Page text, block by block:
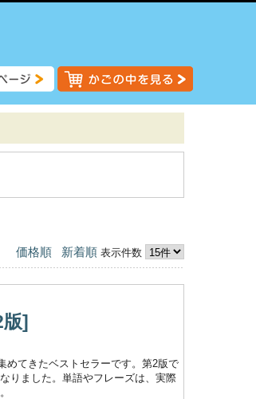
価格順 新着順 表示件数
]
めてきたベストセラーです。第2版で
りました。単語やフレーズは、実際